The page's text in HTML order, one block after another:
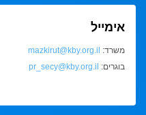
אימייל
משרד: mazkirut@kby.org.il
בוגרים: pr_secy@kby.org.il